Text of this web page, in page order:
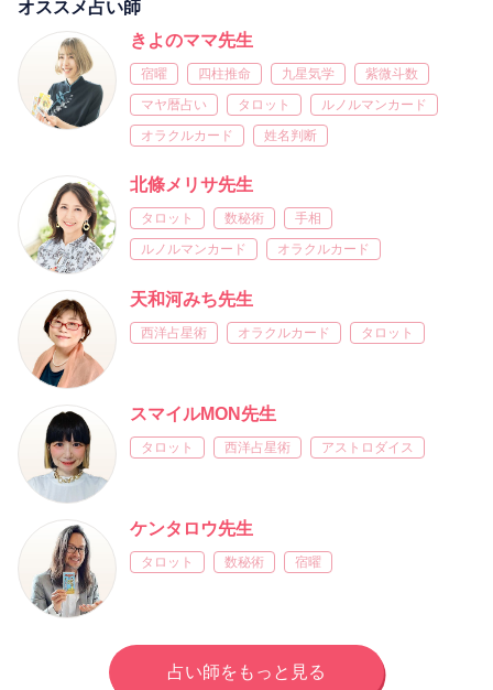
オススメ占い師
きよのママ先生
宿曜 四柱推命 九星気学
紫微斗数
マヤ暦占い
タロット
ルノルマンカード
オラクルカード
姓名判断
北條メリサ先生
タロット 数秘術
手相
ルノルマンカード
オラクルカード
天和河みち先生
西洋占星術 オラクルカード タロット
スマイルMON先生
タロット 西洋占星術 アストロダイス
ケンタロウ先生
タロット 数秘術 宿曜
占い師をもっと見る